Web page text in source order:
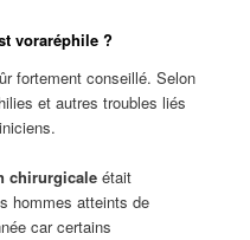
voraréphile ?
fortement conseillé. Selon
et autres troubles liés
chirurgicale était
hommes atteints de
car certains